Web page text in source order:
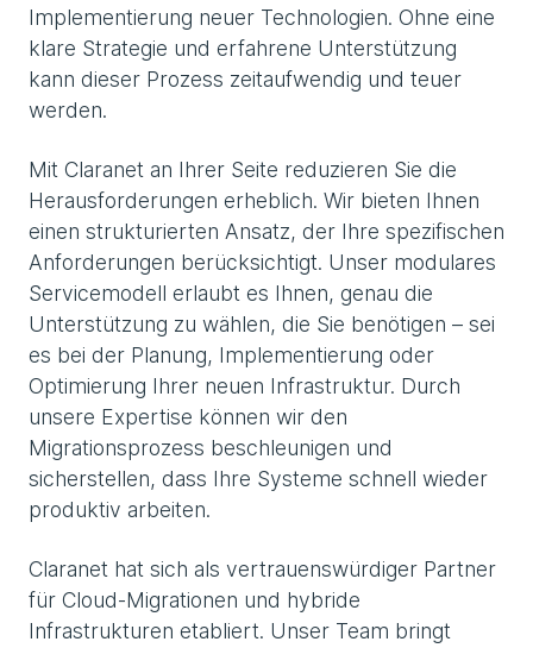
Implementierung neuer Technologien. Ohne eine
klare Strategie und erfahrene Unterstützung
kann dieser Prozess zeitaufwendig und teuer
werden.
Mit Claranet an Ihrer Seite reduzieren Sie die
Herausforderungen erheblich. Wir bieten Ihnen
einen strukturierten Ansatz, der Ihre spezifischen
Anforderungen berücksichtigt. Unser modulares
Servicemodell erlaubt es Ihnen, genau die
Unterstützung zu wählen, die Sie benötigen – sei
es bei der Planung, Implementierung oder
Optimierung Ihrer neuen Infrastruktur. Durch
unsere Expertise können wir den
Migrationsprozess beschleunigen und
sicherstellen, dass Ihre Systeme schnell wieder
produktiv arbeiten.
Claranet hat sich als vertrauenswürdiger Partner
für Cloud-Migrationen und hybride
Infrastrukturen etabliert. Unser Team bringt